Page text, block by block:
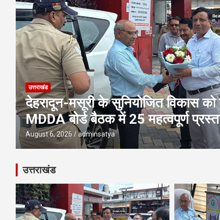
उत्तराखंड
एमडीडीए बोर्ड बैठक में 25 विकास
पूलिंग, पर्यटन, होटल, औद्योगिक भवन
परियोजनाओं पर अहम फैसले
August 6, 2026 adminsatya
उत्तराखंड